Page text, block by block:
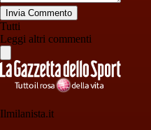
Invia Commento
Tutti
Leggi altri commenti
Ilmilanista.it